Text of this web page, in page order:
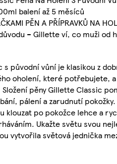
balení až 5 měsíců
PĚN A PŘÍPRAVKŮ NA
– Gillette ví, co muži od
s původní vůní je klasikou z
oholení, které potřebujete,
pěny Gillette Classic
pálení a zarudnutí
klouzat po pokožce lehce a
Ukažte světu svou
vytvořila světová jednička